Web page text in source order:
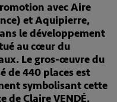
avec Aire
et Aquipierre,
le développement
au cœur du
Le gros-œuvre du
de 440 places est
symbolisant cette
de Claire VENDÉ,